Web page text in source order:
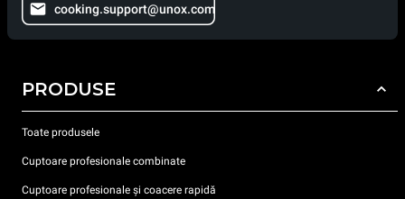
cooking.support@unox.com
PRODUSE
Toate produsele
Cuptoare profesionale combinate
Cuptoare profesionale și coacere rapidă